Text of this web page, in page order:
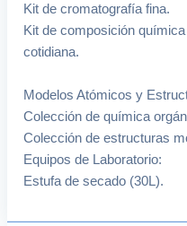
Kit de cromatografía fina.
Kit de composición
cotidiana.
Modelos Atómicos y
Colección de química
Colección de estructuras
Equipos de Laboratorio:
Estufa de secado (30L).